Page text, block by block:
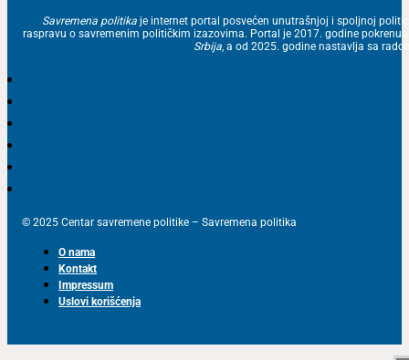
Savremena politika je internet portal posvećen unutrašnjoj i spoljnoj
raspravu o savremenim političkim izazovima. Portal je 2017. godine
Srbija, a od 2025. godine nastavlja sa
© 2025 Centar savremene politike – Savremena politika
O nama
Kontakt
Impressum
Uslovi korišćenja